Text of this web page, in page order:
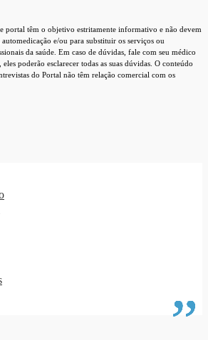
portal têm o objetivo estritamente informativo e não devem
e/ou para substituir os serviços ou
da saúde. Em caso de dúvidas, fale com seu médico
poderão esclarecer todas as suas dúvidas. O conteúdo
do Portal não têm relação comercial com os